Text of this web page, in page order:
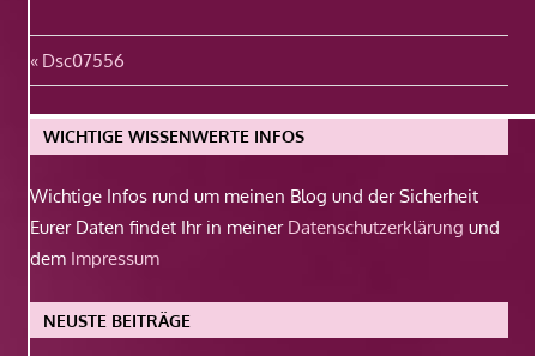
Beitragsnavigation
Vorheriger
Beitrag:
Dsc07556
WICHTIGE WISSENWERTE INFOS
Wichtige Infos rund um meinen Blog und der Sicherheit
Eurer Daten findet Ihr in meiner Datenschutzerklärung und
dem Impressum
NEUSTE BEITRÄGE